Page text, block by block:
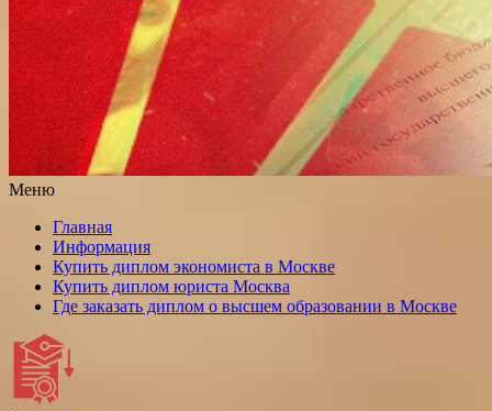
Меню
Главная
Информация
Купить диплом экономиста в Москве
Купить диплом юриста Москва
Где заказать диплом о высшем образовании в Москве